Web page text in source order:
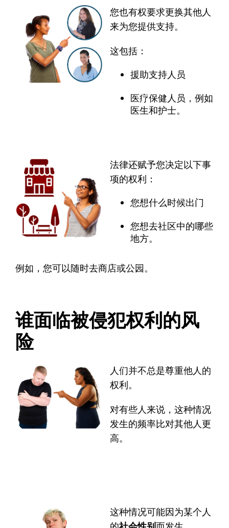
您也有权要求更换其他人
来为您提供支持。
这包括：
援助支持人员
医疗保健人员，例如
医生和护士。
法律还赋予您决定以下事
项的权利：
您想什么时候出门
您想去社区中的哪些
地方。
例如，您可以随时去商店或公园。
谁面临被侵犯权利的风
险
人们并不总是尊重他人的
权利。
对有些人来说，这种情况
发生的频率比对其他人更
高。
这种情况可能因为某个人